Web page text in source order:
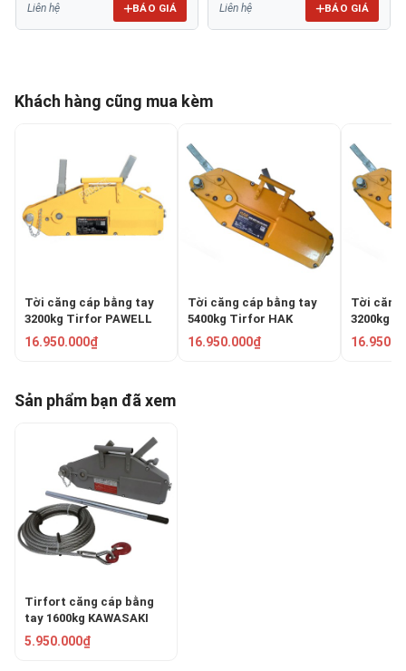
Liên hệ BÁO GIÁ Liên hệ BÁO GIÁ
Khách hàng cũng mua kèm
Tời căng cáp bằng tay
3200kg Tirfor PAWELL
TA52
16.950.000₫
Tời căng cáp bằng tay
5400kg Tirfor HAK
KX5400
16.950.000₫
Tời căng
3200kg
KX3200
Sản phẩm bạn đã xem
Tirfort căng cáp bằng
tay 1600kg KAWASAKI
NHS-1600
5.950.000₫